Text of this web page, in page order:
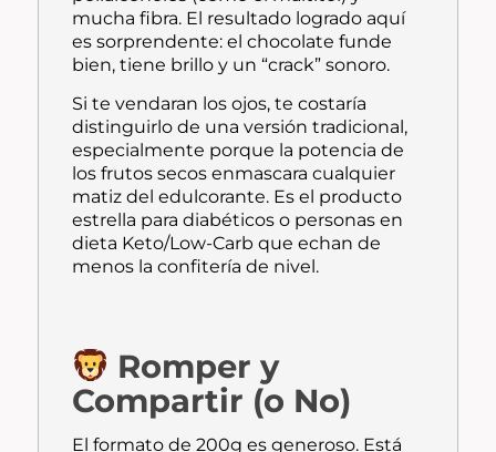
mucha fibra. El resultado logrado aquí
es sorprendente: el chocolate funde
bien, tiene brillo y un “crack” sonoro.
Si te vendaran los ojos, te costaría
distinguirlo de una versión tradicional,
especialmente porque la potencia de
los frutos secos enmascara cualquier
matiz del edulcorante. Es el producto
estrella para diabéticos o personas en
dieta Keto/Low-Carb que echan de
menos la confitería de nivel.
Romper y
Compartir (o No)
El formato de 200g es generoso. Está